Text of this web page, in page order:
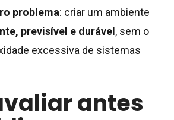
problema: criar um ambiente
previsível e durável, sem o
excessiva de sistemas
antes